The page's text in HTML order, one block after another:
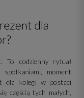
dla
To codzienny rytuał
moment
dla kolegi w postaci
częścią tych małych,